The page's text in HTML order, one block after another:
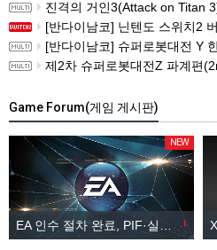
진격의 거인3(Attack on Titan
[반다이남코] 닌텐도 스위치2 버전, ELDEN RING 빛바
[반다이남코] 슈퍼로봇대전 Y 한국어판 유료 DLC
제2차 슈퍼로봇대전Z 파계편(2nd Super Robot Wars Z:
Game Forum(게임 게시판)
NEW
1
EA 인수 절차 완료, PIF·실버레이크 컨소시엄 산하 편입